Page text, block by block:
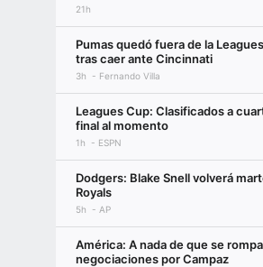
21h
Pumas quedó fuera de la
tras caer ante Cincinnati
3h Fernando Villa
Leagues Cup: Clasificados a
final al momento
1h ESPN
Dodgers: Blake Snell volverá
Royals
5h AP
América: A nada de que se
negociaciones por Campaz